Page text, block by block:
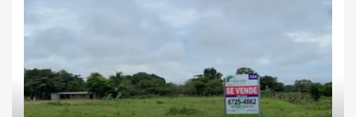
FincasInversionesLotes
comercialesNegocios